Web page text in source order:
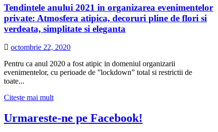
Tendintele anului 2021 in organizarea evenimentelor
private: Atmosfera atipica, decoruri pline de flori si
verdeata, simplitate si eleganta
octombrie 22, 2020
Pentru ca anul 2020 a fost atipic in domeniul organizarii
evenimentelor, cu perioade de ”lockdown” total si restrictii de
toate...
Citește mai multCitește
despre
Urmareste-ne pe Facebook!